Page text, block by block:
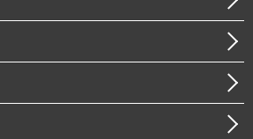
ーツ・スマートシティ
システム